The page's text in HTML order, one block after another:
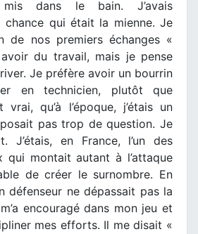
mis dans le bain. J’avais
chance qui était la mienne. Je
de nos premiers échanges «
du travail, mais je pense
Je préfère avoir un bourrin
en technicien, plutôt que
qu’à l’époque, j’étais un
pas trop de question. Je
J’étais, en France, l’un des
qui montait autant à l’attaque
de créer le surnombre. En
défenseur ne dépassait pas la
encouragé dans mon jeu et
mes efforts. Il me disait «